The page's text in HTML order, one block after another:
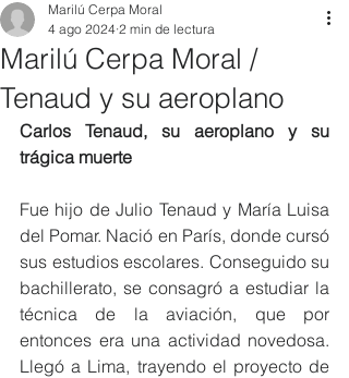
Marilú Cerpa Moral /
Tenaud y su aeroplano
Marilú Cerpa Moral
4 ago 2024 2 min de lectura
Carlos Tenaud, su aeroplano y su
trágica muerte
Fue hijo de Julio Tenaud y María Luisa
del Pomar. Nació en París, donde cursó
sus estudios escolares. Conseguido su
bachillerato, se consagró a estudiar la
técnica de la aviación, que por
entonces era una actividad novedosa.
Llegó a Lima, trayendo el proyecto de